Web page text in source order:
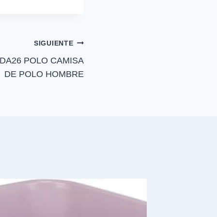
SIGUIENTE
POLO CAMISA
DE POLO HOMBRE